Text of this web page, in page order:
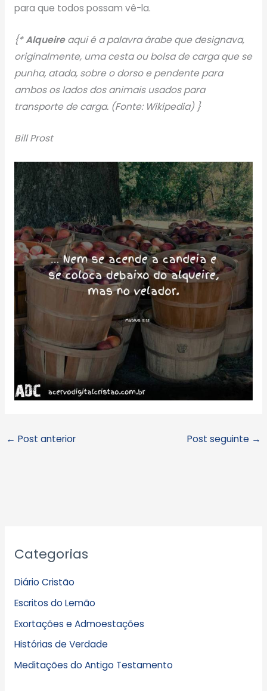
para que todos possam vê-la.
{*Alqueireaqui é a palavra árabe que designava,
originalmente, uma cesta ou bolsa de carga que se
punha, atada, sobre o dorso e pendente para
ambos os lados dos animais usados para
transporte de carga. (Fonte: Wikipedia) }
Bill Prost
← Post anterior Post seguinte →
Categorias
Diário Cristão
Escritos do Lemão
Exortações e Admoestações
Histórias de Verdade
Meditações do Antigo Testamento
r
i
v
o
s